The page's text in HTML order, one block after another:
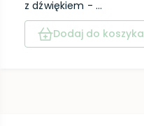
z dźwiękiem - ...
Dodaj do koszyka